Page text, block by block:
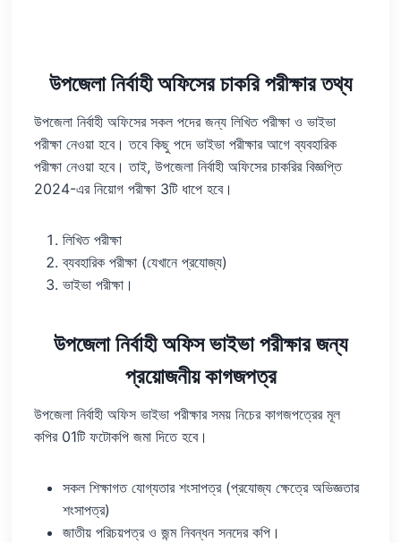
উপজেলা নির্বাহী অফিসের চাকরি পরীক্ষার তথ্য
উপজেলা নির্বাহী অফিসের সকল পদের জন্য লিখিত পরীক্ষা ও ভাইভা
পরীক্ষা নেওয়া হবে। তবে কিছু পদে ভাইভা পরীক্ষার আগে ব্যবহারিক
পরীক্ষা নেওয়া হবে। তাই, উপজেলা নির্বাহী অফিসের চাকরির বিজ্ঞপ্তি
2024-এর নিয়োগ পরীক্ষা 3টি ধাপে হবে।
লিখিত পরীক্ষা
ব্যবহারিক পরীক্ষা (যেখানে প্রযোজ্য)
ভাইভা পরীক্ষা।
উপজেলা নির্বাহী অফিস ভাইভা পরীক্ষার জন্য
প্রয়োজনীয় কাগজপত্র
উপজেলা নির্বাহী অফিস ভাইভা পরীক্ষার সময় নিচের কাগজপত্রের মূল
কপির 01টি ফটোকপি জমা দিতে হবে।
সকল শিক্ষাগত যোগ্যতার শংসাপত্র (প্রযোজ্য ক্ষেত্রে অভিজ্ঞতার
শংসাপত্র)
জাতীয় পরিচয়পত্র ও জন্ম নিবন্ধন সনদের কপি।